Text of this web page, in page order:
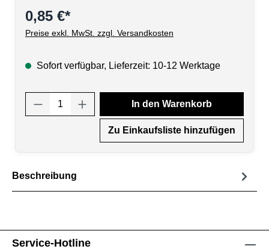
0,85 €*
Preise exkl. MwSt. zzgl. Versandkosten
Sofort verfügbar, Lieferzeit: 10-12 Werktage
Produkt Anzahl: Gib den gewünschten
In den Warenkorb
Zu Einkaufsliste hinzufügen
Beschreibung
Service-Hotline